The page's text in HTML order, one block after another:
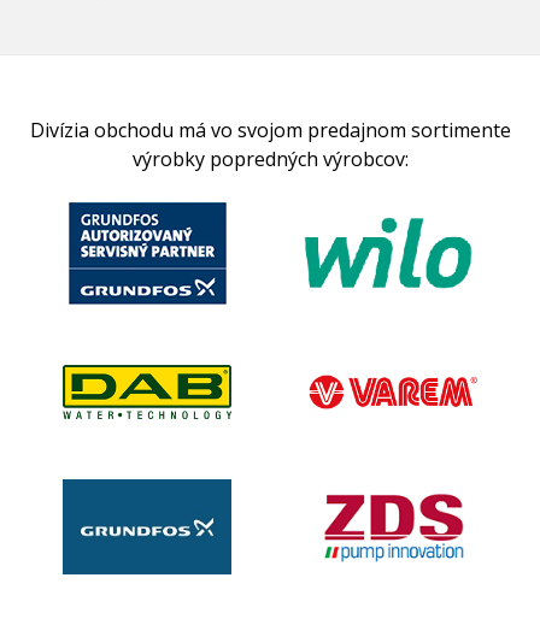
Divízia obchodu má vo svojom predajnom sortimente
výrobky popredných výrobcov: